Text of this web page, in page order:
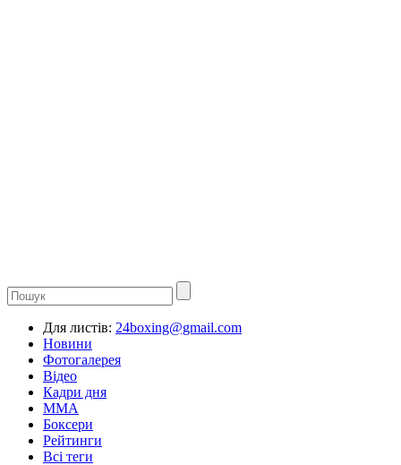
Для листів: 24boxing@gmail.com
Новини
Фотогалерея
Відео
Кадри дня
ММА
Боксери
Рейтинги
Всі теги